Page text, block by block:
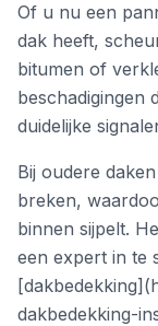
Of u nu een
dak heeft,
bitumen of
beschadigingen
duidelijke
Bij oudere
breken,
binnen sijpelt.
een expert in te
dakbedekking-